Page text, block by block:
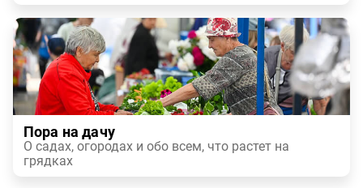
Пора на дачу
О садах, огородах и обо всем, что растет на
грядках